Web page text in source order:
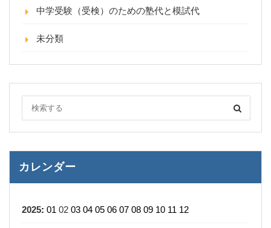
中学受験（受検）のための塾代と模試代
未分類
カレンダー
2025: 01 02 03 04 05 06 07 08 09 10 11 12